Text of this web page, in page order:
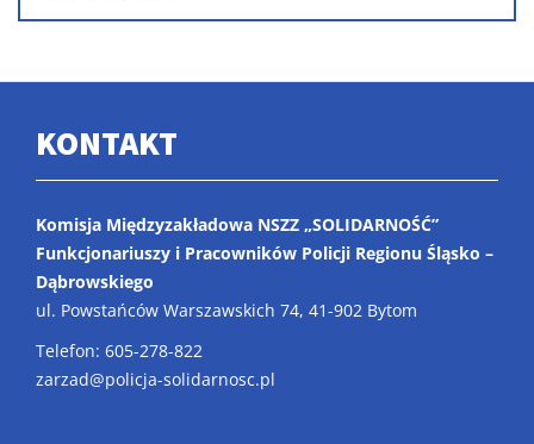
KONTAKT
Komisja Międzyzakładowa NSZZ „SOLIDARNOŚĆ”
Funkcjonariuszy i Pracowników Policji Regionu Śląsko –
Dąbrowskiego
ul. Powstańców Warszawskich 74, 41-902 Bytom
Telefon: 605-278-822
zarzad@policja-solidarnosc.pl